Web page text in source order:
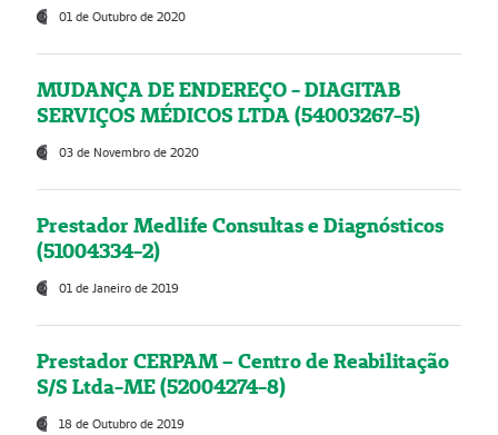
01 de Outubro de 2020
MUDANÇA DE ENDEREÇO - DIAGITAB
SERVIÇOS MÉDICOS LTDA (54003267-5)
03 de Novembro de 2020
Prestador Medlife Consultas e Diagnósticos
(51004334-2)
01 de Janeiro de 2019
Prestador CERPAM – Centro de Reabilitação
S/S Ltda-ME (52004274-8)
18 de Outubro de 2019